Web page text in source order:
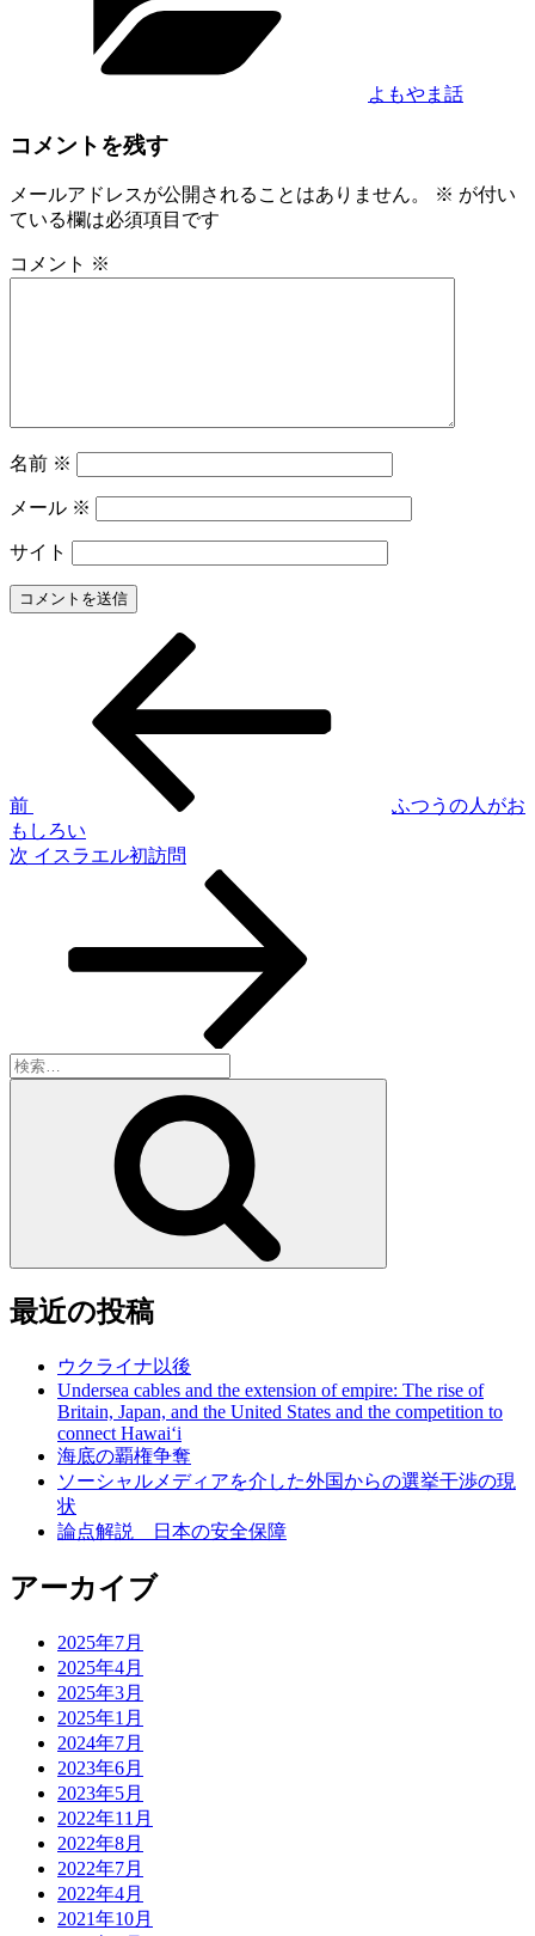
よもやま話
コメントを残す
メールアドレスが公開されることはありません。 ※ が付い
ている欄は必須項目です
コメント ※
名前 ※
メール ※
サイト
ゲ
ー
前
ふつうの人がお
もしろい
次
次 イスラエル初訪問
検
索:
最近の投稿
ウクライナ以後
Undersea cables and the extension of empire: The rise of
Britain, Japan, and the United States and the competition to
connect Hawai‘i
海底の覇権争奪
ソーシャルメディアを介した外国からの選挙干渉の現
状
論点解説 日本の安全保障
アーカイブ
2025年7月
2025年4月
2025年3月
2025年1月
2024年7月
2023年6月
2023年5月
2022年11月
2022年8月
2022年7月
2022年4月
2021年10月